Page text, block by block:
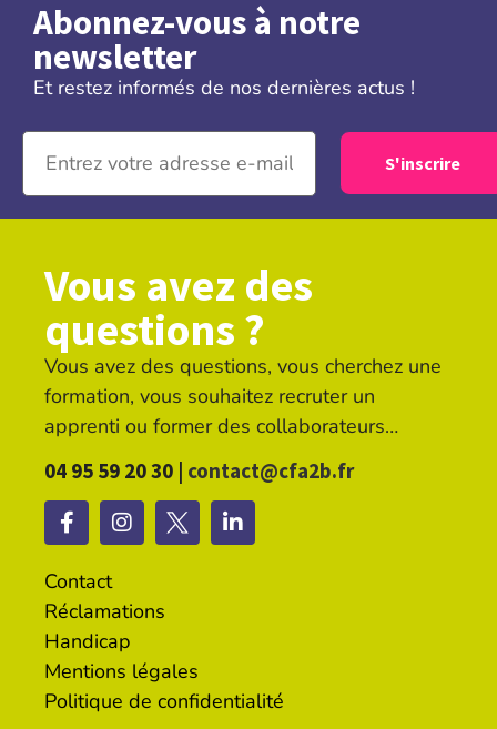
Abonnez-vous à notre
newsletter
Et restez informés de nos dernières actus !
Vous avez des
questions ?
Vous avez des questions, vous cherchez une
formation, vous souhaitez recruter un
apprenti ou former des collaborateurs…
04 95 59 20 30 | contact@cfa2b.fr
Contact
Réclamations
Handicap
Mentions légales
Politique de confidentialité